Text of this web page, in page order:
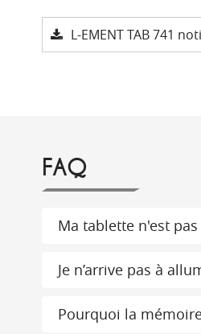
L-EMENT TAB 741
FAQ
Ma tablette n'est
Je n’arrive pas à
Pourquoi la